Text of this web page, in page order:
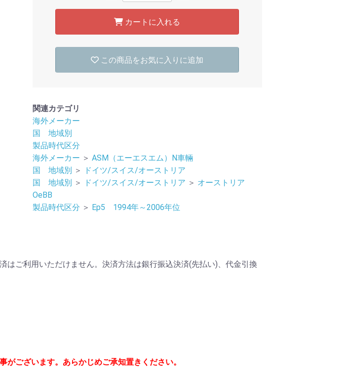
カートに入れる
この商品をお気に入りに追加
関連カテゴリ
海外メーカー
国 地域別
製品時代区分
海外メーカー ＞ ASM（エーエスエム）N車輛
国 地域別 ＞
ドイツ/スイス/オーストリア
国 地域別 ＞ ドイツ/スイス/オーストリア ＞ オーストリア
OeBB
製品時代区分 ＞ Ep5 1994年～2006年位
ご利用いただけません。決済方法は銀行振込決済(先払い)、代金引換
ございます。あらかじめご承知置きください。